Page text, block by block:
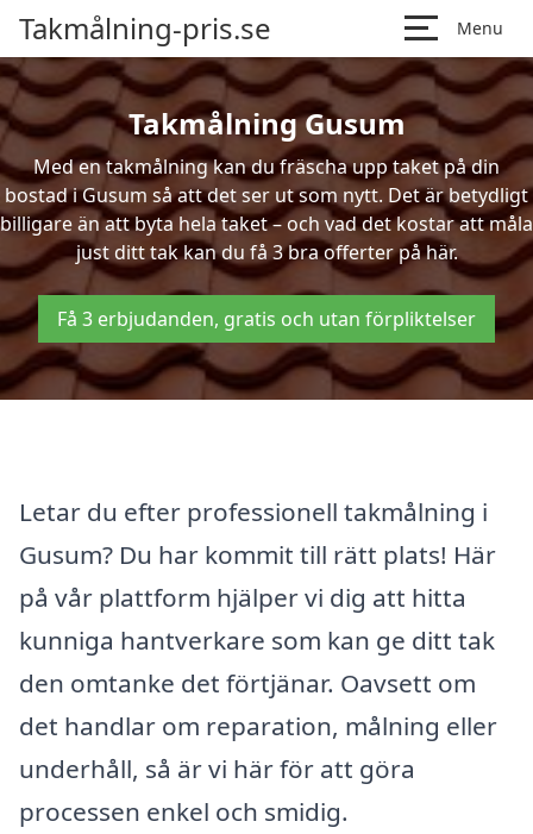
Takmålning-pris.se Menu
Takmålning Gusum
Med en takmålning kan du fräscha upp taket på din
bostad i Gusum så att det ser ut som nytt. Det är betydligt
billigare än att byta hela taket – och vad det kostar att måla
just ditt tak kan du få 3 bra offerter på här.
Få 3 erbjudanden, gratis och utan förpliktelser
Letar du efter professionell takmålning i
Gusum? Du har kommit till rätt plats! Här
på vår plattform hjälper vi dig att hitta
kunniga hantverkare som kan ge ditt tak
den omtanke det förtjänar. Oavsett om
det handlar om reparation, målning eller
underhåll, så är vi här för att göra
processen enkel och smidig.